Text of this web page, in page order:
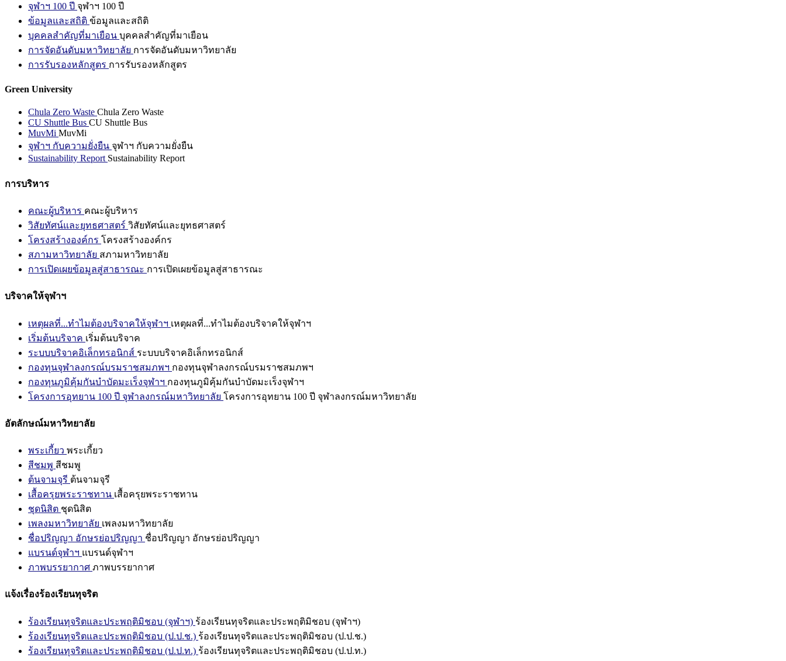
จุฬาฯ 100 ปี จุฬาฯ 100 ปี
ข้อมูลและสถิติ ข้อมูลและสถิติ
บุคคลสำคัญที่มาเยือน บุคคลสำคัญที่มาเยือน
การจัดอันดับมหาวิทยาลัย การจัดอันดับมหาวิทยาลัย
การรับรองหลักสูตร การรับรองหลักสูตร
Green University
Chula Zero Waste Chula Zero Waste
CU Shuttle Bus CU Shuttle Bus
MuvMi MuvMi
จุฬาฯ กับความยั่งยืน จุฬาฯ กับความยั่งยืน
Sustainability Report Sustainability Report
การบริหาร
คณะผู้บริหาร คณะผู้บริหาร
วิสัยทัศน์และยุทธศาสตร์ วิสัยทัศน์และยุทธศาสตร์
โครงสร้างองค์กร โครงสร้างองค์กร
สภามหาวิทยาลัย สภามหาวิทยาลัย
การเปิดเผยข้อมูลสู่สาธารณะ การเปิดเผยข้อมูลสู่สาธารณะ
บริจาคให้จุฬาฯ
เหตุผลที่...ทำไมต้องบริจาคให้จุฬาฯ เหตุผลที่...ทำไมต้องบริจาคให้จุฬาฯ
เริ่มต้นบริจาค เริ่มต้นบริจาค
ระบบบริจาคอิเล็กทรอนิกส์ ระบบบริจาคอิเล็กทรอนิกส์
กองทุนจุฬาลงกรณ์บรมราชสมภพฯ กองทุนจุฬาลงกรณ์บรมราชสมภพฯ
กองทุนภูมิคุ้มกันบำบัดมะเร็งจุฬาฯ กองทุนภูมิคุ้มกันบำบัดมะเร็งจุฬาฯ
โครงการอุทยาน 100 ปี จุฬาลงกรณ์มหาวิทยาลัย โครงการอุทยาน 100 ปี จุฬาลงกรณ์มหาวิทยาลัย
อัตลักษณ์มหาวิทยาลัย
พระเกี้ยว พระเกี้ยว
สีชมพู สีชมพู
ต้นจามจุรี ต้นจามจุรี
เสื้อครุยพระราชทาน เสื้อครุยพระราชทาน
ชุดนิสิต ชุดนิสิต
เพลงมหาวิทยาลัย เพลงมหาวิทยาลัย
ชื่อปริญญา อักษรย่อปริญญา ชื่อปริญญา อักษรย่อปริญญา
แบรนด์จุฬาฯ แบรนด์จุฬาฯ
ภาพบรรยากาศ ภาพบรรยากาศ
แจ้งเรื่องร้องเรียนทุจริต
ร้องเรียนทุจริตและประพฤติมิชอบ (จุฬาฯ) ร้องเรียนทุจริตและประพฤติมิชอบ (จุฬาฯ)
ร้องเรียนทุจริตและประพฤติมิชอบ (ป.ป.ช.) ร้องเรียนทุจริตและประพฤติมิชอบ (ป.ป.ช.)
ร้องเรียนทุจริตและประพฤติมิชอบ (ป.ป.ท.) ร้องเรียนทุจริตและประพฤติมิชอบ (ป.ป.ท.)